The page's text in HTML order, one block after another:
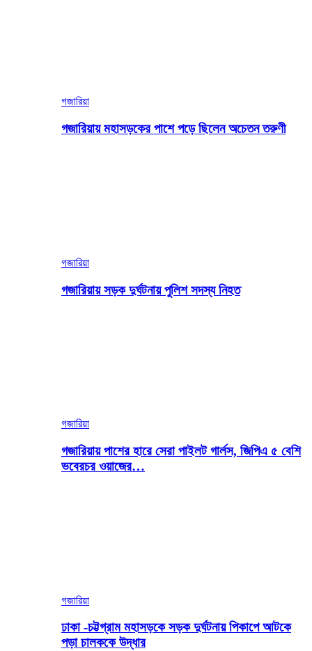
গজারিয়া
গজারিয়ায় মহাসড়কের পাশে পড়ে ছিলেন অচেতন তরুণী
গজারিয়া
গজারিয়ায় সড়ক দুর্ঘটনায় পুলিশ সদস্য নিহত
গজারিয়া
গজারিয়ায় পাশের হারে সেরা পাইলট গার্লস, জিপিএ ৫ বেশি
ভবেরচর ওয়াজের…
গজারিয়া
ঢাকা -চট্টগ্রাম মহাসড়কে সড়ক দুর্ঘটনায় পিকাপে আটকে
পড়া চালককে উদ্ধার